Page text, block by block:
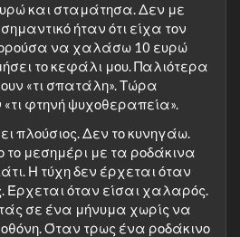
και σταμάτησα. Δεν με
ήταν ότι είχα τον
να χαλάσω 10 ευρώ
το κεφάλι μου. Παλιότερα
«τι σπατάλη». Τώρα
φτηνή ψυχοθεραπεία».
πλούσιος. Δεν το κυνηγάω.
το μεσημέρι με τα ροδάκινα
Η τύχη δεν έρχεται όταν
Έρχεται όταν είσαι χαλαρός.
σε ένα μήνυμα χωρίς να
οθόνη. Όταν τρως ένα ροδάκινο